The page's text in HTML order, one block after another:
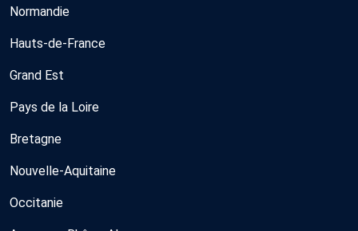
Normandie
Hauts-de-France
Grand Est
Pays de la Loire
Bretagne
Nouvelle-Aquitaine
Occitanie